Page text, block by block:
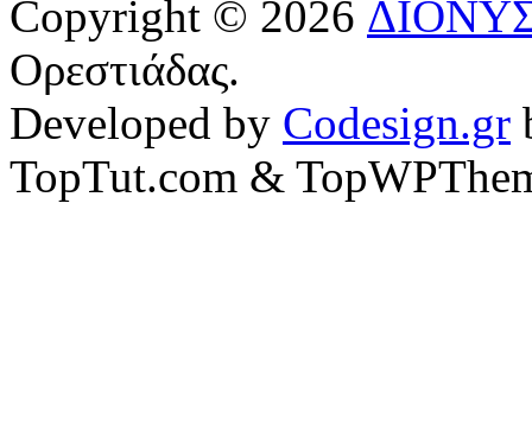
Copyright © 2026
Ορεστιάδας.
Developed by Codesign.gr
TopTut.com &